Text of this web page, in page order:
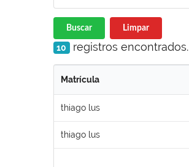
Buscar Limpar
10 registros encontrados.
Matrícula
thiago lus
thiago lus